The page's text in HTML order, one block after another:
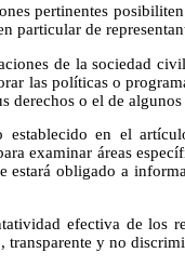
pertinentes
particular de
de la sociedad
las políticas o
derechos o el de
en el
examinar áreas
estará obligado a
efectiva de los
transparente y no